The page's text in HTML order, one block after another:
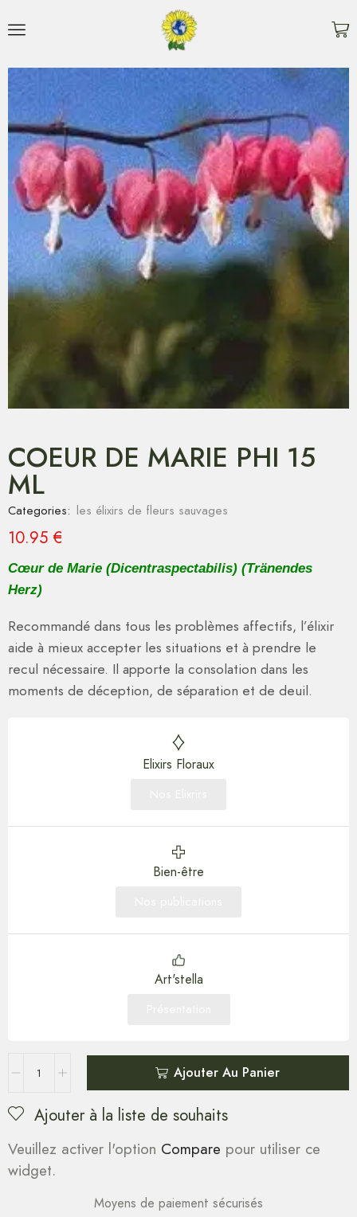
COEUR DE MARIE PHI 15
ML
Categories: les élixirs de fleurs sauvages
10.95 €
Cœur de Marie (Dicentraspectabilis) (Tränendes
Herz)
Recommandé dans tous les problèmes affectifs, l’élixir
aide à mieux accepter les situations et à prendre le
recul nécessaire. Il apporte la consolation dans les
moments de déception, de séparation et de deuil.
Elixirs Floraux
Bien-être
Art'stella
Ajouter Au Panier
Ajouter à la liste de souhaits
Veuillez activer l'option Compare pour utiliser ce
widget.
Moyens de paiement sécurisés